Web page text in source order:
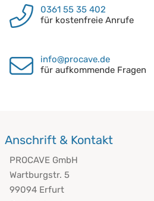
0361 55 35 402
für kostenfreie Anrufe
info@procave.de
für aufkommende Fragen
Anschrift & Kontakt
PROCAVE GmbH
Wartburgstr. 5
99094 Erfurt